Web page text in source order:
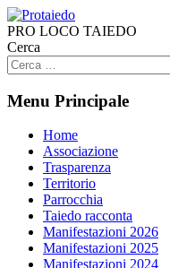
PRO LOCO TAIEDO
Cerca
Menu Principale
Home
Associazione
Trasparenza
Territorio
Parrocchia
Taiedo racconta
Manifestazioni 2026
Manifestazioni 2025
Manifestazioni 2024